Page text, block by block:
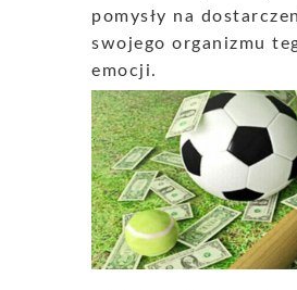
pomysły na
swojego organizmu
emocji.